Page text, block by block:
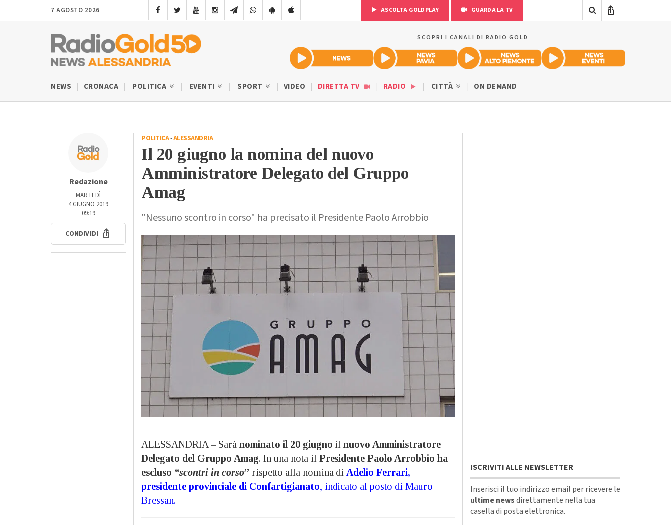
7 AGOSTO 2026 ASCOLTA GOLDPLAY GUARDA LA TV
SCOPRI I CANALI DI RADIO GOLD
NEWS CRONACA POLITICA EVENTI SPORT VIDEO DIRETTA TV RADIO CITTÀ ON DEMAND
Redazione
MARTEDÌ
4 GIUGNO 2019
09:19
CONDIVIDI
POLITICA-ALESSANDRIA
Il 20 giugno la nomina del nuovo
Amministratore Delegato del Gruppo
Amag
"Nessuno scontro in corso" ha precisato il Presidente Paolo Arrobbio
ALESSANDRIA – Sarà nominato il 20 giugno il nuovo Amministratore
Delegato del Gruppo Amag. In una nota il Presidente Paolo Arrobbio ha
escluso “scontri in corso” rispetto alla nomina di Adelio Ferrari,
presidente provinciale di Confartigianato, indicato al posto di Mauro
Bressan.
ISCRIVITI ALLE NEWSLETTER
Inserisci il tuo indirizzo email per ricevere le
ultime newsdirettamente nella tua
casella di posta elettronica.